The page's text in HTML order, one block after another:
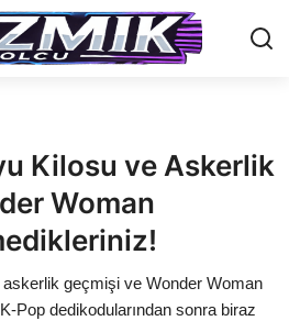
Kilosu ve Askerlik
Woman
geçmişi ve Wonder Woman
Pop dedikodularından sonra biraz